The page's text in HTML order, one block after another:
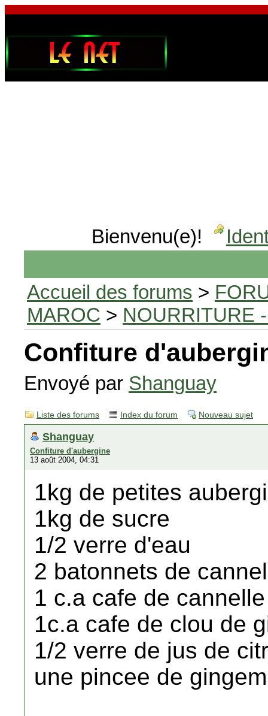
Bienvenu(e)!
Accueil des forums >
MAROC > NOURRITURE
Confiture
Envoyé par Shanguay
Liste des forums Index du forum Nouveau sujet
Shanguay
Confiture d'aubergine
13 août 2004, 04:31
1kg de petites
1kg de sucre
1/2 verre d'eau
2 batonnets de
1 c.a cafe de
1c.a cafe de clou de
1/2 verre de jus de
une pincee de